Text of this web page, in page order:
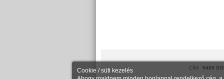
CÍM: 9400
Cookie / süti kezelés